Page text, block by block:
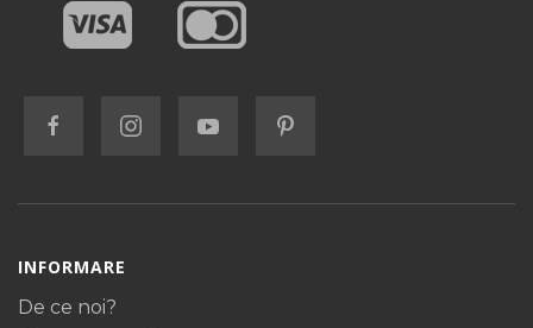
INFORMARE
De ce noi?